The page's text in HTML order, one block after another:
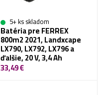
5+ ks skladom
Batéria pre FERREX
800m2 2021, Landxcape
LX790, LX792, LX796 a
ďalšie, 20 V, 3,4 Ah
33,49 €